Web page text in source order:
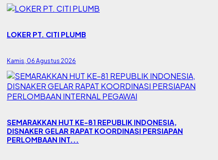
LOKER PT. CITI PLUMB
Kamis, 06 Agustus 2026
SEMARAKKAN HUT KE-81 REPUBLIK INDONESIA,
DISNAKER GELAR RAPAT KOORDINASI PERSIAPAN
PERLOMBAAN INT...